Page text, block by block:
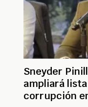
Sneyder
ampliará
corrupción